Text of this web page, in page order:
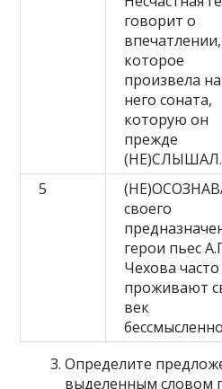
говорит о
впечатлении,
которое
произвела на
него соната,
которую он
прежде
(НЕ)СЛЫШАЛ.
5
своего
герои пьес
Чехова часто
проживают
век
Определите
выделенным словом